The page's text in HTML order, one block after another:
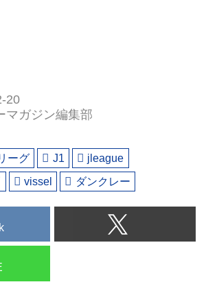
20
マガジン編集部
ーグ J1
jleague
vissel ダンクレー